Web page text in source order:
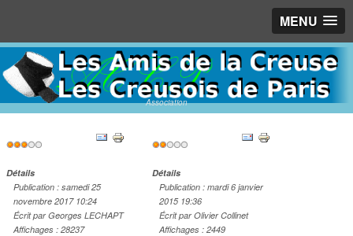
MENU
Association
Vote
Détails
Publication : samedi 25
novembre 2017 10:24
Écrit par Georges LECHAPT
Affichages : 28237
Vote
Détails
Publication : mardi 6 janvier
2015 19:36
Écrit par Olivier Collinet
Affichages : 2449